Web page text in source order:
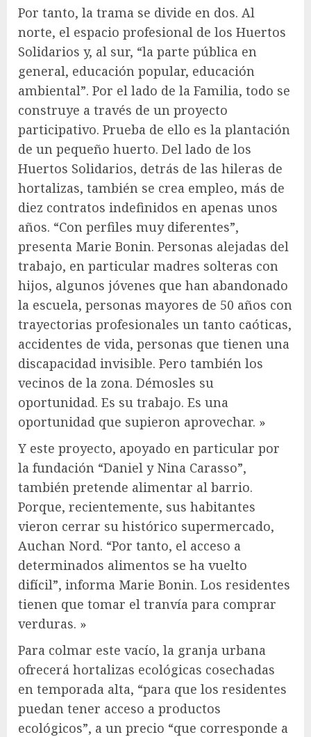
Por tanto, la trama se divide en dos. Al
norte, el espacio profesional de los Huertos
Solidarios y, al sur, “la parte pública en
general, educación popular, educación
ambiental”. Por el lado de la Familia, todo se
construye a través de un proyecto
participativo. Prueba de ello es la plantación
de un pequeño huerto. Del lado de los
Huertos Solidarios, detrás de las hileras de
hortalizas, también se crea empleo, más de
diez contratos indefinidos en apenas unos
años. “Con perfiles muy diferentes”,
presenta Marie Bonin. Personas alejadas del
trabajo, en particular madres solteras con
hijos, algunos jóvenes que han abandonado
la escuela, personas mayores de 50 años con
trayectorias profesionales un tanto caóticas,
accidentes de vida, personas que tienen una
discapacidad invisible. Pero también los
vecinos de la zona. Démosles su
oportunidad. Es su trabajo. Es una
oportunidad que supieron aprovechar. »
Y este proyecto, apoyado en particular por
la fundación “Daniel y Nina Carasso”,
también pretende alimentar al barrio.
Porque, recientemente, sus habitantes
vieron cerrar su histórico supermercado,
Auchan Nord. “Por tanto, el acceso a
determinados alimentos se ha vuelto
difícil”, informa Marie Bonin. Los residentes
tienen que tomar el tranvía para comprar
verduras. »
Para colmar este vacío, la granja urbana
ofrecerá hortalizas ecológicas cosechadas
en temporada alta, “para que los residentes
puedan tener acceso a productos
ecológicos”, a un precio “que corresponde a